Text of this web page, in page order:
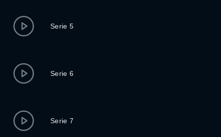
Serie 5
Serie 6
Serie 7